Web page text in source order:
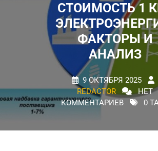
СТОИМОСТЬ 1
ФАКТОРЫ И
АНАЛИЗ
9 ОКТЯБРЯ 2025
REDACTOR
НЕТ
КОММЕНТАРИЕВ
0